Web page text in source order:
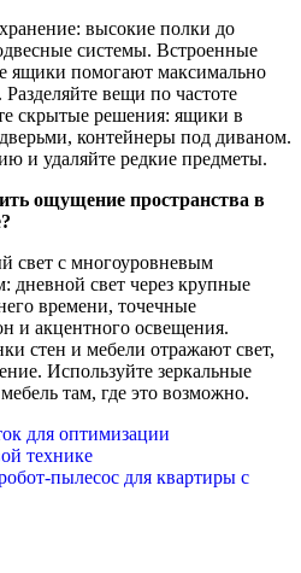
высокие полки до
системы. Встроенные
помогают максимально
вещи по частоте
скрытые решения: ящики в
контейнеры под диваном.
и удаляйте редкие предметы.
ощущение пространства в
свет с многоуровневым
дневной свет через крупные
времени, точечные
и акцентного освещения.
стен и мебели отражают свет,
Используйте зеркальные
там, где это возможно.
для оптимизации
технике
пылесос для квартиры с